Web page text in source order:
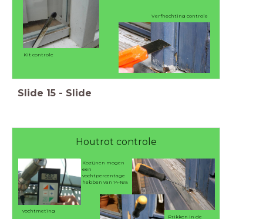
Kit controle
Verfhechting controle
Slide 15 - Slide
Houtrot controle
Kozijnen mogen
een
vochtpercentage
hebben van 14-16%
vochtmeting
Prikken in de